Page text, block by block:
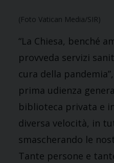
(Foto Vatican Media/SIR)
“La Chiesa, benché
provveda servizi
cura della
prima udienza
biblioteca privata e
diversa velocità, in
smascherando le
Tante persone e